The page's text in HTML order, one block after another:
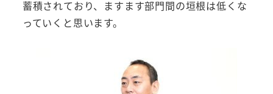
蓄積されており、ますます部門間の垣根は低くな
っていくと思います。